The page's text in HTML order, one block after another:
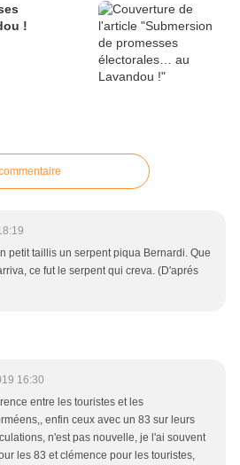
!
petit taillis un serpent piqua Bernardi. Que
ce fut le serpent qui creva. (D'aprés
16:30
entre les touristes et les
enfin ceux avec un 83 sur leurs
n'est pas nouvelle, je l'ai souvent
les 83 et clémence pour les touristes,